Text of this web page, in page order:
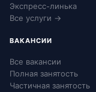
Экспресс-линька
Все услуги →
ВАКАНСИИ
Все вакансии
Полная занятость
Частичная занятость